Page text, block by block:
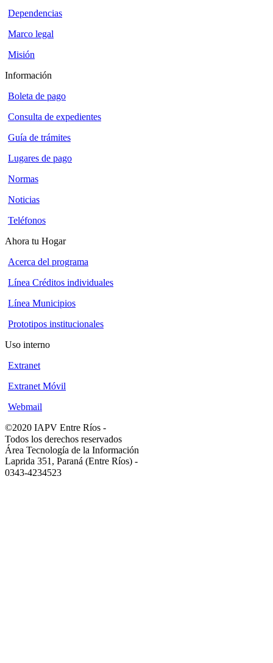
Dependencias
Marco legal
Misión
Información
Boleta de pago
Consulta de expedientes
Guía de trámites
Lugares de pago
Normas
Noticias
Teléfonos
Ahora tu Hogar
Acerca del programa
Línea Créditos individuales
Línea Municipios
Prototipos institucionales
Uso interno
Extranet
Extranet Móvil
Webmail
©2020 IAPV Entre Ríos -
Todos los derechos reservados
Área Tecnología de la Información
Laprida 351, Paraná (Entre Ríos) -
0343-4234523